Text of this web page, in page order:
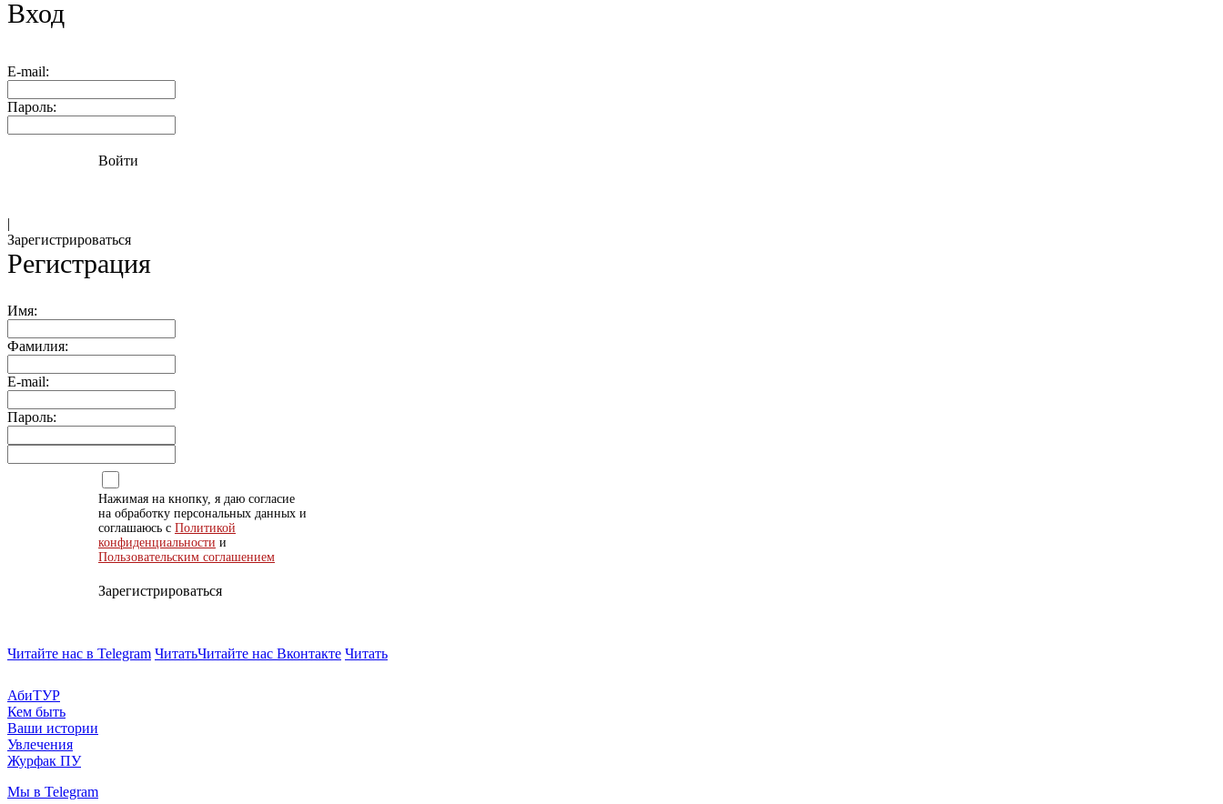
Вход
E-mail:
Пароль:
Войти
|
Зарегистрироваться
Регистрация
Имя:
Фамилия:
E-mail:
Пароль:
Нажимая на кнопку, я даю согласие
на обработку персональных данных и
соглашаюсь с Политикой
конфиденциальности и
Пользовательским соглашением
Зарегистрироваться
Читайте нас в Telegram ЧитатьЧитайте нас Вконтакте Читать
АбиТУР
Кем быть
Ваши истории
Увлечения
Журфак ПУ
Мы в Telegram